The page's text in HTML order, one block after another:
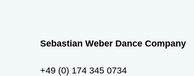
Sebastian Weber Dance Company
+49 (0) 174 345 0734